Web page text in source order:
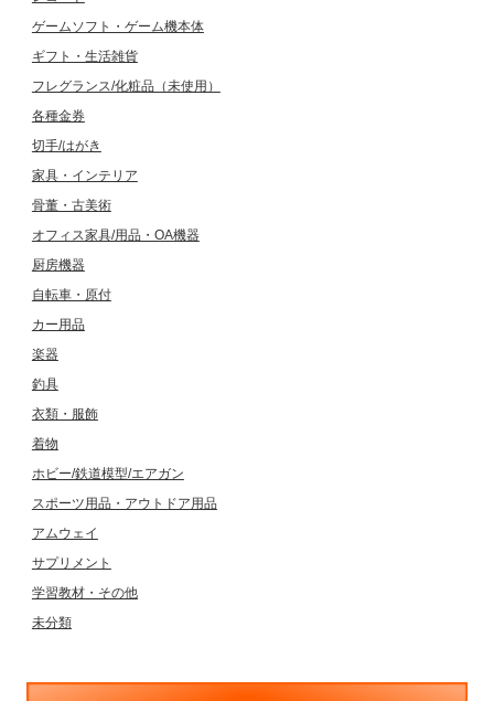
ゲームソフト・ゲーム機本体
ギフト・生活雑貨
フレグランス/化粧品（未使用）
各種金券
切手/はがき
家具・インテリア
骨董・古美術
オフィス家具/用品・OA機器
厨房機器
自転車・原付
カー用品
楽器
釣具
衣類・服飾
着物
ホビー/鉄道模型/エアガン
スポーツ用品・アウトドア用品
アムウェイ
サプリメント
学習教材・その他
未分類